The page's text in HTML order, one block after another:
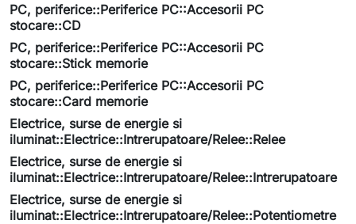
PC, periferice::Periferice PC::Accesorii PC
stocare::CD
PC, periferice::Periferice PC::Accesorii PC
stocare::Stick memorie
PC, periferice::Periferice PC::Accesorii PC
stocare::Card memorie
Electrice, surse de energie si
iluminat::Electrice::Intrerupatoare/Relee::Relee
Electrice, surse de energie si
iluminat::Electrice::Intrerupatoare/Relee::Intrerupatoare
Electrice, surse de energie si
iluminat::Electrice::Intrerupatoare/Relee::Potentiometre